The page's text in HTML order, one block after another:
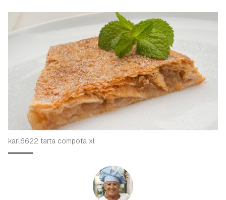
karl6622 tarta compota xl